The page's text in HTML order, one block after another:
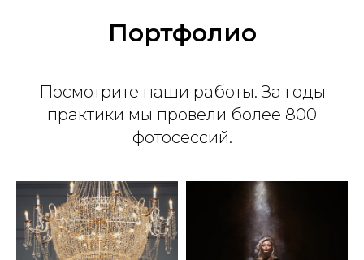
Портфолио
Посмотрите наши работы. За годы
практики мы провели более 800
фотосессий.